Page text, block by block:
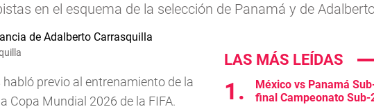
en el esquema de la selección de Panamá y de
previo al entrenamiento de la
Copa Mundial 2026 de la FIFA.
LAS MÁS LEÍDAS
México vs Panamá
final Campeonato Sub-